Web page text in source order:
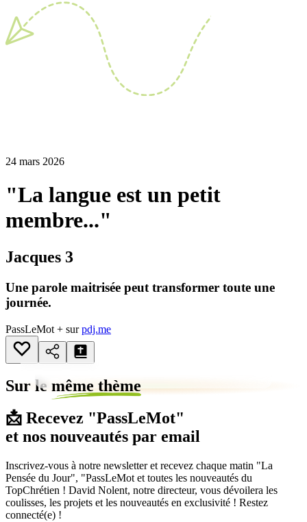
24 mars 2026
"La langue est un petit
membre..."
Jacques 3
Une parole maitrisée peut transformer toute une
journée.
PassLeMot + surpdj.me
Sur le même thème
📩 Recevez "PassLeMot"
et nos nouveautés par email
Inscrivez-vous à notre newsletter et recevez chaque matin "La
Pensée du Jour", "PassLeMot et toutes les nouveautés du
TopChrétien ! David Nolent, notre directeur, vous dévoilera les
coulisses, les projets et les nouveautés en exclusivité ! Restez
connecté(e) !